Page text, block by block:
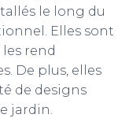
le long du
Elles sont
rend
De plus, elles
de designs
jardin.